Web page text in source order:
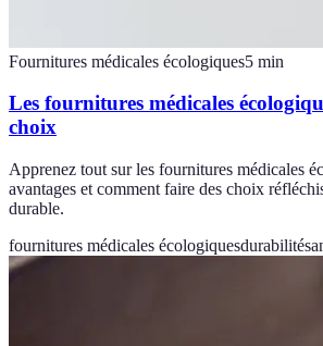
Fournitures médicales écologiques5 min
Les fournitures médicales
choix
Apprenez tout sur les fournitures médicales
avantages et comment faire des choix
durable.
fournitures médicales écologiquesdurabilité